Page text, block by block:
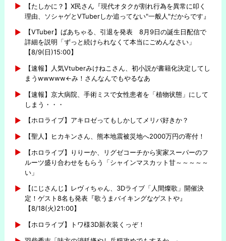
【たしかに？】X民さん『現代オタクが割れ行為を異常に叩く
理由、ソシャゲとVTuberしか追ってない"一般人"だからです』
【VTuber】ばあちゃる、引退を発表 8月9日の誕生日配信で
詳細を説明「ずっと続けられなくて本当にごめんなさい」
【8/9(日)15:00】
【速報】人気Vtuberみけねこさん、初小説が書籍化決定してし
まうwwwww←み！さんなんでもやるなあ
【速報】京大病院、手術ミスで女性患者を「植物状態」にして
しまう・・・
【ホロライブ】アキロゼってもしかしてメリバ好きか？
【聖人】ヒカキンさん、熊本地震被災地へ2000万円の寄付！
【ホロライブ】りりーか、リグゼコーチから実家スーパーのフ
ルーツ盛り合わせをもらう「シャインマスカット甘～～～～～
い」
【にじさんじ】レヴィちゃん、3Dライブ「人間燦歌」開催決
定！ゲスト8名も発表『歌うまバイキングなゲストや』
【8/18(火)21:00】
【ホロライブ】トワ様3D新衣装くっぞ！